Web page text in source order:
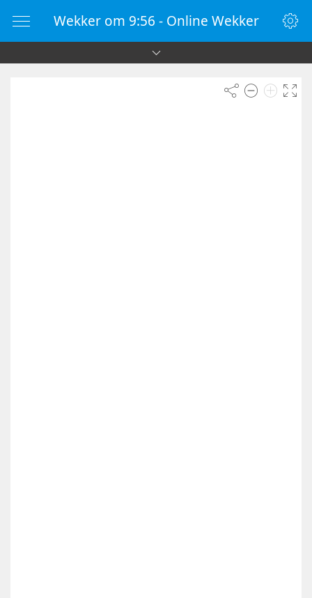
Wekker om 9:56 - Online Wekker